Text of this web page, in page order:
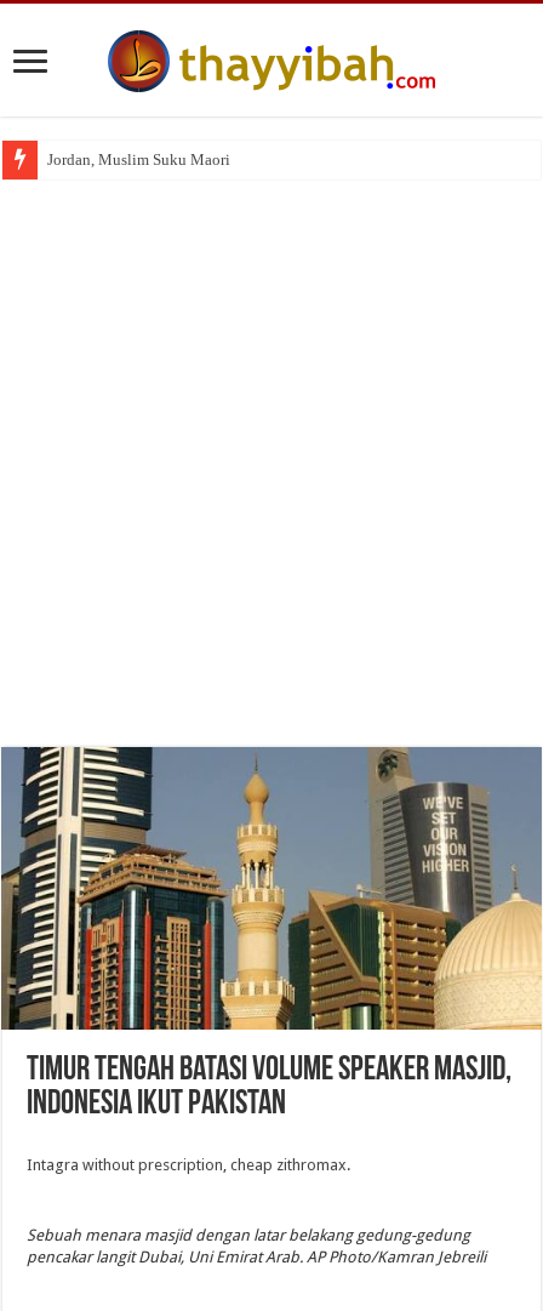
Jordan, Muslim Suku Maori
Timur Tengah Batasi Volume Speaker Masjid,
Indonesia Ikut Pakistan
Intagra without prescription ,cheap zithromax.
Sebuah menara masjid dengan latar belakang gedung-gedung
pencakar langit Dubai, Uni Emirat Arab. AP Photo/Kamran Jebreili